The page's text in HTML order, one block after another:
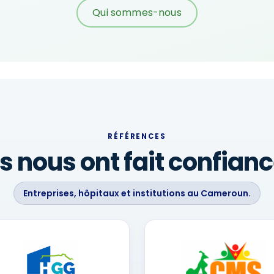
Qui sommes-nous
RÉFÉRENCES
nous ont fait
Entreprises, hôpitaux et institutions au Cameroun.